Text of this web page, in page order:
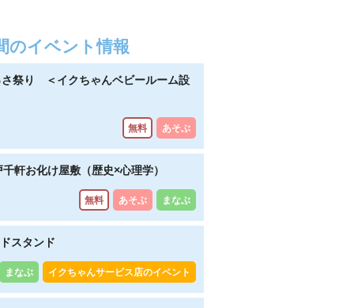
策課）
のイベント情報
祭り ＜イクちゃんベビールーム設
無料 あそぶ
軒お化け屋敷（歴史×心理学）
無料 あそぶ まなぶ
スタンド
まなぶ イクちゃんサービス店のイベント